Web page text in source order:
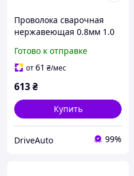
Проволока сварочная
нержавеющая 0.8мм 1.0
катушкой)
Готово к отправке
от61 ₴/мес
613₴
Купить
DriveAuto 99%